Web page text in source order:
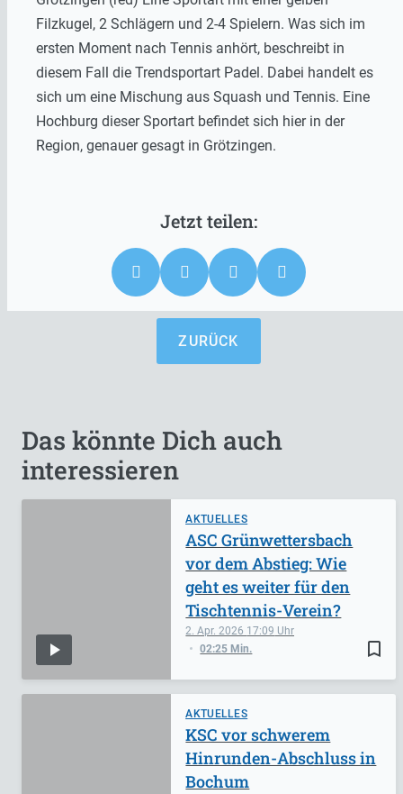
Filzkugel, 2 Schlägern und 2-4 Spielern. Was sich im
ersten Moment nach Tennis anhört, beschreibt in
diesem Fall die Trendsportart Padel. Dabei handelt es
sich um eine Mischung aus Squash und Tennis. Eine
Hochburg dieser Sportart befindet sich hier in der
Region, genauer gesagt in Grötzingen.
ZURÜCK
Das könnte Dich auch
interessieren
AKTUELLES
bookmark_border
2. Apr. 2026 17:09
02:25 Min.
ASC Grünwettersbach
vor dem Abstieg: Wie
geht es weiter für den
Tischtennis-Verein?
AKTUELLES
KSC vor schwerem
Hinrunden-Abschluss in
Bochum